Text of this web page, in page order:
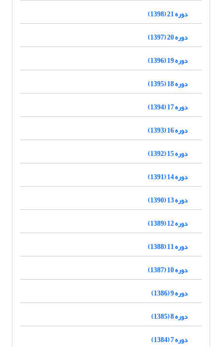
دوره 21 (1398)
دوره 20 (1397)
دوره 19 (1396)
دوره 18 (1395)
دوره 17 (1394)
دوره 16 (1393)
دوره 15 (1392)
دوره 14 (1391)
دوره 13 (1390)
دوره 12 (1389)
دوره 11 (1388)
دوره 10 (1387)
دوره 9 (1386)
دوره 8 (1385)
دوره 7 (1384)